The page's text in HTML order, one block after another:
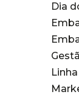
Dia